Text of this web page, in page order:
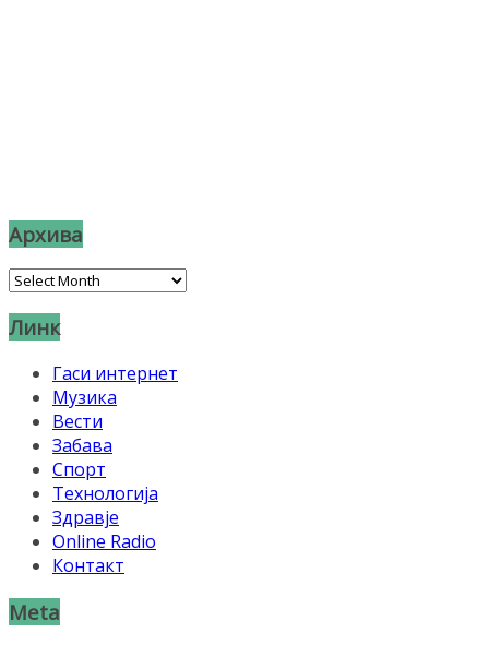
Архива
Архива
Линк
Гаси интернет
Музика
Вести
Забава
Спорт
Технологија
Здравје
Online Radio
Контакт
Meta